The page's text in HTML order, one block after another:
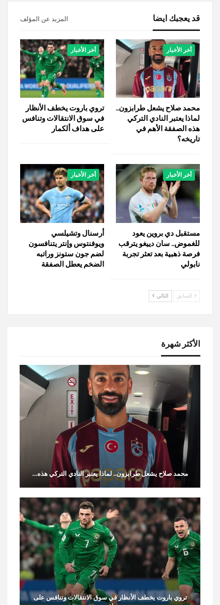
قد يعجبك ايضا المزيد عن المؤلف
أخر الأخبار
محمد صلاح يشعل طرابزون..
لماذا يعتبر النادي التركي
هذه الصفقة الأهم في
تاريخه؟
أخر الأخبار
تروي باروت يخطف الأنظار
في سوق الانتقالات وتنافس
على هداف ألكمار
أخر الأخبار
مستقبل دي بروين يعود
للغموض.. سان دييغو يترقب
فرصة ذهبية بعد تعثر تجربة
نابولي
أخر الأخبار
أرسنال وتشيلسي
ويوفنتوس وإنتر يتنافسون
لضم جون ستونز وراتبه
الضخم يعطل الصفقة
السابق التالي
الأكثر شهرة
محمد صلاح يشعل طرابزون.. لماذا يعتبر النادي التركي هذه…
تروي باروت يخطف الأنظار في سوق الانتقالات وتنافس على